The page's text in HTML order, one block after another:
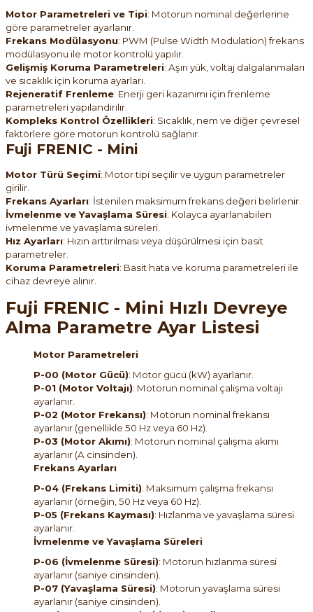
Motor Parametreleri ve Tipi: Motorun nominal değerlerine
göre parametreler ayarlanır.
Frekans Modülasyonu: PWM (Pulse Width Modulation) frekans
modülasyonu ile motor kontrolü yapılır.
Gelişmiş Koruma Parametreleri: Aşırı yük, voltaj dalgalanmaları
ve sıcaklık için koruma ayarları.
Rejeneratif Frenleme: Enerji geri kazanımı için frenleme
parametreleri yapılandırılır.
Kompleks Kontrol Özellikleri: Sıcaklık, nem ve diğer çevresel
faktörlere göre motorun kontrolü sağlanır.
Fuji FRENIC - Mini
Motor Türü Seçimi: Motor tipi seçilir ve uygun parametreler
girilir.
Frekans Ayarları: İstenilen maksimum frekans değeri belirlenir.
İvmelenme ve Yavaşlama Süresi: Kolayca ayarlanabilen
ivmelenme ve yavaşlama süreleri.
Hız Ayarları: Hızın arttırılması veya düşürülmesi için basit
parametreler.
Koruma Parametreleri: Basit hata ve koruma parametreleri ile
cihaz devreye alınır.
Fuji FRENIC - Mini Hızlı Devreye
Alma Parametre Ayar Listesi
Motor Parametreleri
P-00 (Motor Gücü): Motor gücü (kW) ayarlanır.
P-01 (Motor Voltajı): Motorun nominal çalışma voltajı
ayarlanır.
P-02 (Motor Frekansı): Motorun nominal frekansı
ayarlanır (genellikle 50 Hz veya 60 Hz).
P-03 (Motor Akımı): Motorun nominal çalışma akımı
ayarlanır (A cinsinden).
Frekans Ayarları
P-04 (Frekans Limiti): Maksimum çalışma frekansı
ayarlanır (örneğin, 50 Hz veya 60 Hz).
P-05 (Frekans Kayması): Hızlanma ve yavaşlama süresi
ayarlanır.
İvmelenme ve Yavaşlama Süreleri
P-06 (İvmelenme Süresi): Motorun hızlanma süresi
ayarlanır (saniye cinsinden).
P-07 (Yavaşlama Süresi): Motorun yavaşlama süresi
ayarlanır (saniye cinsinden).